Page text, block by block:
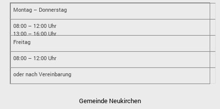
Montag – Donnerstag
08:00 – 12:00 Uhr
13:00 – 16:00 Uhr
Freitag
08:00 – 12:00 Uhr
oder nach Vereinbarung
Gemeinde Neukirchen